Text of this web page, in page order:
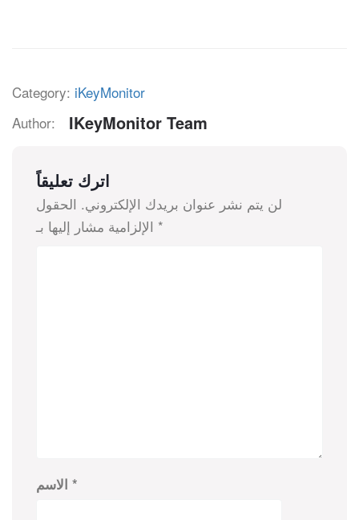
Category: iKeyMonitor
Author:
IKeyMonitor Team
اترك تعليقاً
لن يتم نشر عنوان بريدك الإلكتروني. الحقول
*
*